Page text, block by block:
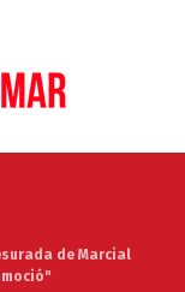
de Marcial